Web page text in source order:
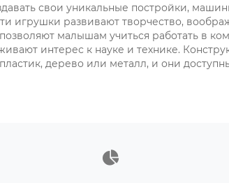
свои уникальные постройки,
игрушки развивают творчество,
малышам учиться работать в
интерес к науке и технике.
дерево или металл, и они